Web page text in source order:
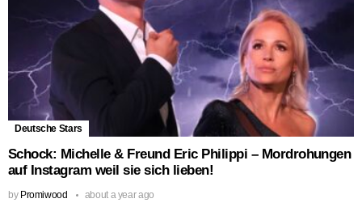
Deutsche Stars
Schock: Michelle & Freund Eric Philippi – Mordrohungen
auf Instagram weil sie sich lieben!
by Promiwood about a year ago